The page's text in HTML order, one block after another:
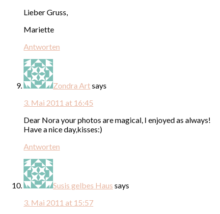
Lieber Gruss,
Mariette
Antworten
Zondra Artsays
3. Mai 2011 at 16:45
Dear Nora your photos are magical, I enjoyed as always!
Have a nice day,kisses:)
Antworten
Susis gelbes Haus says
3. Mai 2011 at 15:57